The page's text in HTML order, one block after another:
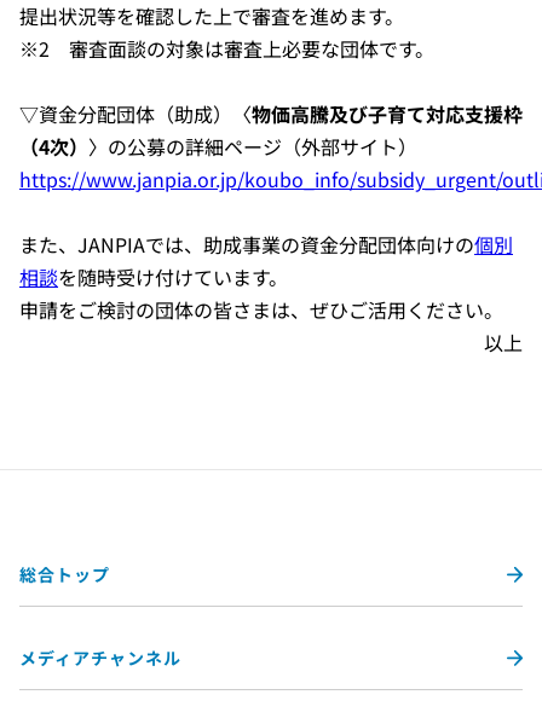
提出状況等を確認した上で審査を進めます。
※2 審査面談の対象は審査上必要な団体です。
▽資金分配団体（助成）〈物価高騰及び子育て対応支援枠
（4次） 〉の公募の詳細ページ（外部サイト）
https://www.janpia.or.jp/koubo_info/subsidy_urgent/
また、JANPIAでは、助成事業の資金分配団体向けの個別
相談を随時受け付けています。
申請をご検討の団体の皆さまは、ぜひご活用ください。
以上
総合トップ
メディアチャンネル